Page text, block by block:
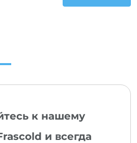
к нашему
и всегда